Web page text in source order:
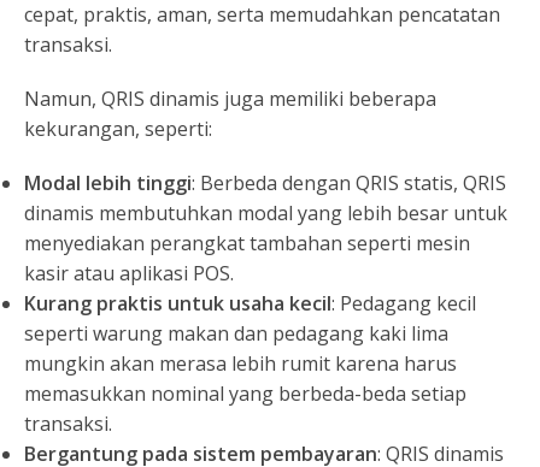
cepat, praktis, aman, serta memudahkan pencatatan
transaksi.
Namun, QRIS dinamis juga memiliki beberapa
kekurangan, seperti:
Modal lebih tinggi: Berbeda dengan QRIS statis, QRIS
dinamis membutuhkan modal yang lebih besar untuk
menyediakan perangkat tambahan seperti mesin
kasir atau aplikasi POS.
Kurang praktis untuk usaha kecil: Pedagang kecil
seperti warung makan dan pedagang kaki lima
mungkin akan merasa lebih rumit karena harus
memasukkan nominal yang berbeda-beda setiap
transaksi.
Bergantung pada sistem pembayaran: QRIS dinamis